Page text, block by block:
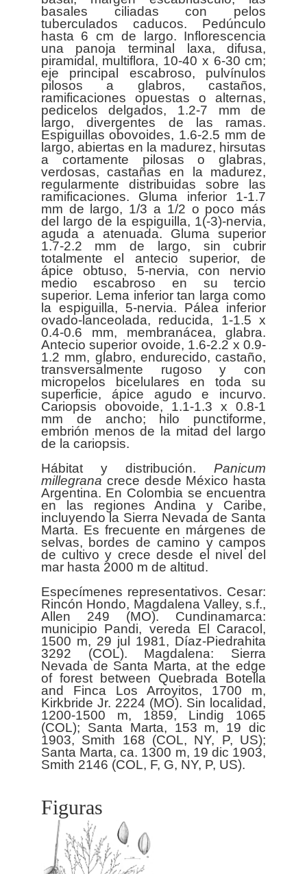
basales ciliadas con pelos
tuberculados caducos. Pedúnculo
hasta 6 cm de largo. Inflorescencia
una panoja terminal laxa, difusa,
piramidal, multiflora, 10-40 x 6-30 cm;
eje principal escabroso, pulvínulos
pilosos a glabros, castaños,
ramificaciones opuestas o alternas,
pedicelos delgados, 1.2-7 mm de
largo, divergentes de las ramas.
Espiguillas obovoides, 1.6-2.5 mm de
largo, abiertas en la madurez, hirsutas
a cortamente pilosas o glabras,
verdosas, castañas en la madurez,
regularmente distribuidas sobre las
ramificaciones. Gluma inferior 1-1.7
mm de largo, 1/3 a 1/2 o poco más
del largo de la espiguilla, 1(-3)-nervia,
aguda a atenuada. Gluma superior
1.7-2.2 mm de largo, sin cubrir
totalmente el antecio superior, de
ápice obtuso, 5-nervia, con nervio
medio escabroso en su tercio
superior. Lema inferior tan larga como
la espiguilla, 5-nervia. Pálea inferior
ovado-lanceolada, reducida, 1-1.5 x
0.4-0.6 mm, membranácea, glabra.
Antecio superior ovoide, 1.6-2.2 x 0.9-
1.2 mm, glabro, endurecido, castaño,
transversalmente rugoso y con
micropelos bicelulares en toda su
superficie, ápice agudo e incurvo.
Cariopsis obovoide, 1.1-1.3 x 0.8-1
mm de ancho; hilo punctiforme,
embrión menos de la mitad del largo
de la cariopsis.
Hábitat y distribución.Panicum
millegrana crece desde México hasta
Argentina. En Colombia se encuentra
en las regiones Andina y Caribe,
incluyendo la Sierra Nevada de Santa
Marta. Es frecuente en márgenes de
selvas, bordes de camino y campos
de cultivo y crece desde el nivel del
mar hasta 2000 m de altitud.
Especímenes representativos. Cesar:
Rincón Hondo, Magdalena Valley, s.f.,
Allen 249 (MO). Cundinamarca:
municipio Pandi, vereda El Caracol,
1500 m, 29 jul 1981, Díaz-Piedrahita
3292 (COL). Magdalena: Sierra
Nevada de Santa Marta, at the edge
of forest between Quebrada Botella
and Finca Los Arroyitos, 1700 m,
Kirkbride Jr. 2224 (MO). Sin localidad,
1200-1500 m, 1859, Lindig 1065
(COL); Santa Marta, 153 m, 19 dic
1903, Smith 168 (COL, NY, P, US);
Santa Marta, ca. 1300 m, 19 dic 1903,
Figuras